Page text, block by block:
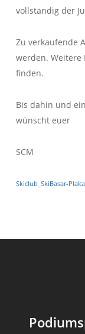
vollständig der
Zu verkaufende
werden.
finden.
Bis dahin und
wünscht euer
SCM
Skiclub_SkiBasar-